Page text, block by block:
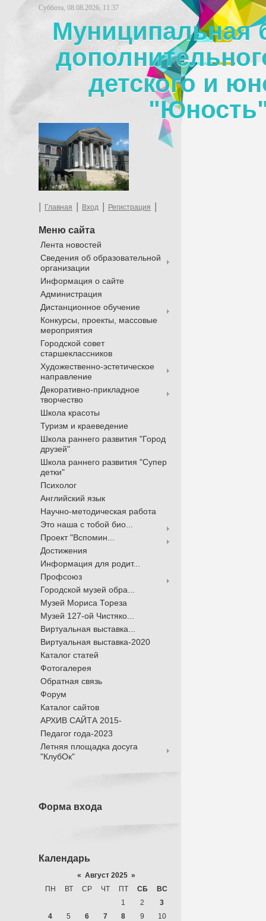
Суббота, 08.08.2026, 11:37
Муниципальная
детского и
| Главная | Вход | Регистрация |
Меню сайта
Лента новостей
Сведения об образовательной
организации
Информация о сайте
Администрация
Дистанционное обучение
Конкурсы, проекты, массовые
мероприятия
Городской совет
старшеклассников
Художественно-эстетическое
направление
Декоративно-прикладное
творчество
Школа красоты
Туризм и краеведение
Школа раннего развития "Город
друзей"
Школа раннего развития "Супер
детки"
Психолог
Английский язык
Научно-методическая работа
Это наша с тобой био...
Проект "Вспомин...
Достижения
Информация для родит...
Профсоюз
Городской музей обра...
Музей Мориса Тореза
Музей 127-ой Чистяко...
Виртуальная выставка...
Виртуальная выставка-2020
Каталог статей
Фотогалерея
Обратная связь
Форум
Каталог сайтов
АРХИВ САЙТА 2015-
Педагог года-2023
Летняя площадка досуга
"КлубОк"
Форма входа
Календарь
« Август 2025 »
ПН
ВТ СР ЧТ ПТ СБ
ВС
1
2
3
4
5 6 7 8 9
10